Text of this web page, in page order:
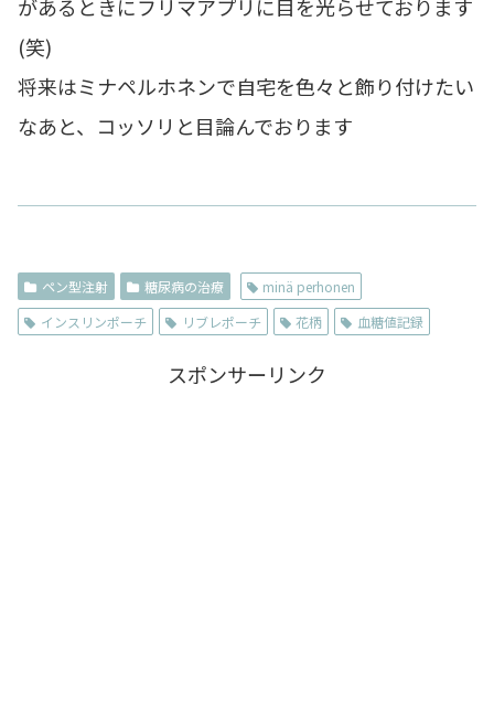
があるときにフリマアプリに目を光らせております
(笑)
将来はミナペルホネンで自宅を色々と飾り付けたい
なあと、コッソリと目論んでおります
ペン型注射 糖尿病の治療
minä perhonen
インスリンポーチ
リブレポーチ 花柄 血糖値記録
スポンサーリンク